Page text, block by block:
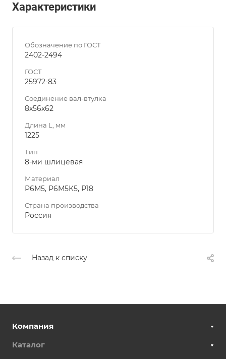
Характеристики
Обозначение по ГОСТ
2402-2494
ГОСТ
25972-83
Соединение вал-втулка
8х56х62
Длина L, мм
1225
Тип
8-ми шлицевая
Материал
Р6М5, Р6М5К5, Р18
Страна производства
Россия
Назад к списку
Компания
Каталог